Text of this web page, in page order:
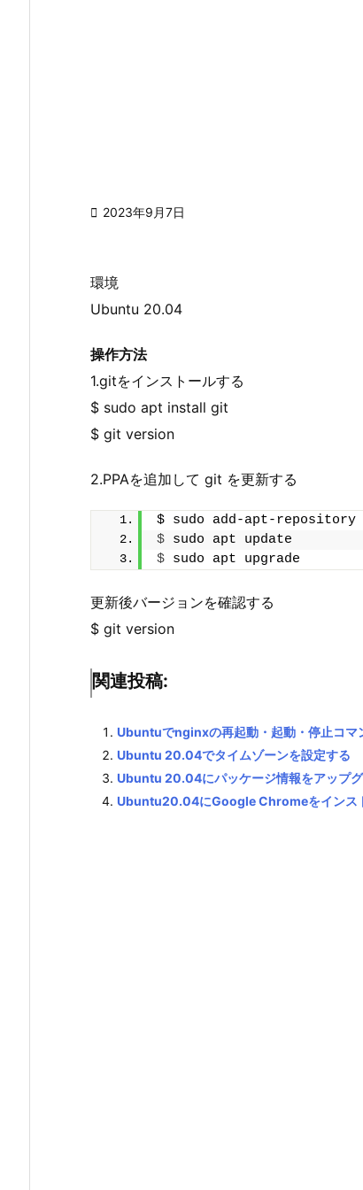
 2023年9月7日
環境
Ubuntu 20.04
操作方法
1.gitをインストールする
$ sudo apt install git
$ git version
2.PPAを追加して git を更新する
$ sudo add-apt-
$ sudo apt update
$ sudo apt upgrade
更新後バージョンを確認する
$ git version
関連投稿:
Ubuntuでnginxの再起動・起動・停止コマ
Ubuntu 20.04でタイムゾーンを設定する
Ubuntu 20.04にパッケージ情報をアップ
Ubuntu20.04にGoogle Chromeをインス